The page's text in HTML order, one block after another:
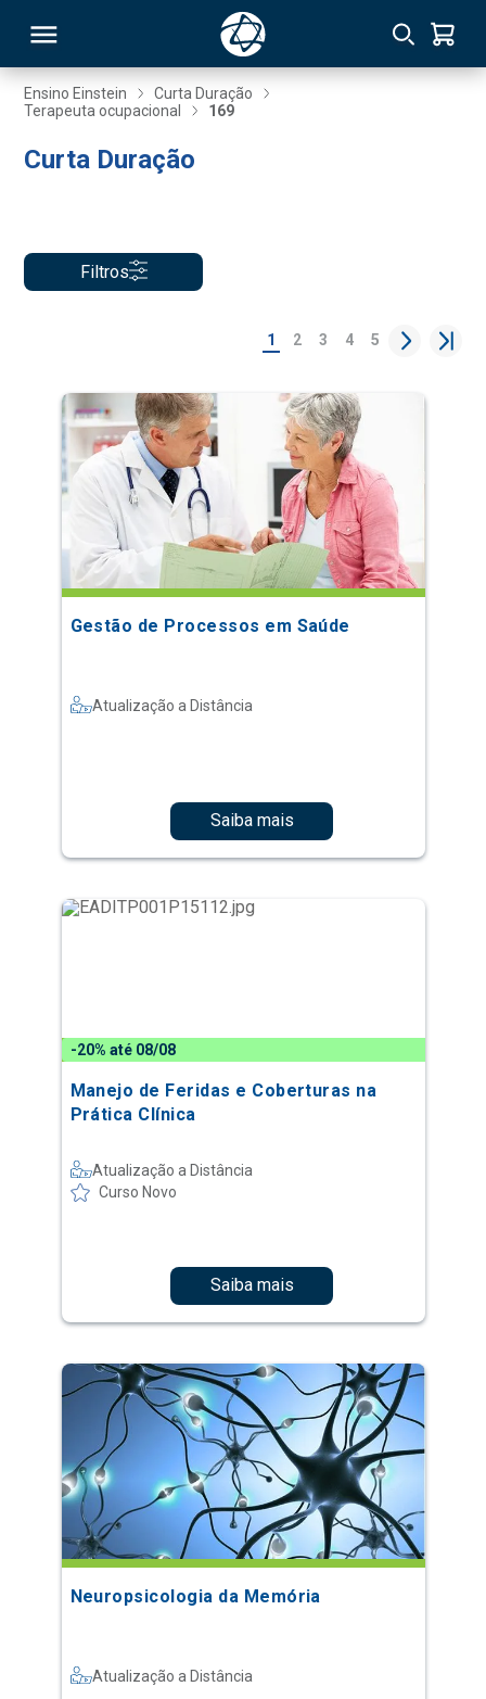
Ensino Einstein
Curta Duração
Terapeuta ocupacional
169
Curta Duração
Filtros
1 2 3 4 5
Gestão de Processos em Saúde
Atualização a Distância
Saiba mais
-20% até 08/08
Manejo de Feridas e Coberturas na
Prática Clínica
Atualização a Distância
Curso Novo
Saiba mais
Neuropsicologia da Memória
Atualização a Distância